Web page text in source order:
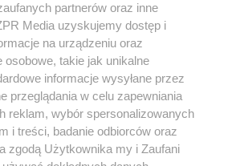
w serwisie nie może być powielany i
rozpowszechniany w jakikolwiek sposób (w
mechaniczny) na jakimkolwiek polu
formie, włącznie z umieszczaniem w
właściciela praw. Jakiekolwiek użycie lub
całości lub w części z naruszeniem prawa,
jest zabronione pod groźbą kary i może być
partnerów oraz inne
Media uzyskujemy dostęp i
na urządzeniu oraz
osobowe, takie jak unikalne
informacje wysyłane przez
przeglądania w celu zapewniania
reklam, wybór spersonalizowanych
i treści, badanie odbiorców oraz
zgodą Użytkownika my i Zaufani